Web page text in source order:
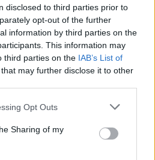
disclosed to third parties prior to
opt-out of the further
information by third parties on the
This information may
third parties on the IAB’s List of
that may further disclose it to other
app uses one or more Google
behaviour. You may click to
and its third-party tags to
purposes in below Google
Opt Outs
Sharing of my
a hamisítatlan szolnoki